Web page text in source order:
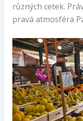
různých cetek.
pravá atmosféra